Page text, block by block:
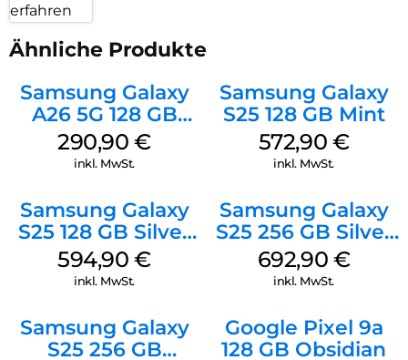
erfahren
Ähnliche Produkte
Samsung Galaxy
A26 5G 128 GB
White
290,90€
inkl. MwSt.
Samsung Galaxy
S25 128 GB Mint
572,90 €
inkl. MwSt.
Samsung Galaxy
S25 128 GB Silver
Shadow
594,90€
inkl. MwSt.
Samsung Galaxy
S25 256 GB Silver
Shadow
692,90 €
inkl. MwSt.
Samsung Galaxy
S25 256 GB
Google Pixel 9a
128 GB Obsidian